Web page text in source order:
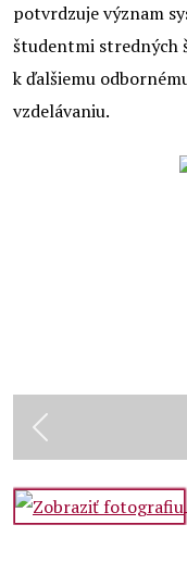
potvrdzuje význam
študentmi stredných
k ďalšiemu
vzdelávaniu.
Previous